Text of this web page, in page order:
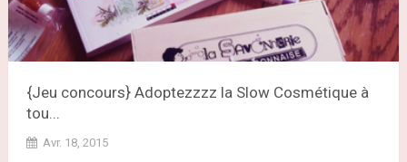
{Jeu concours} Adoptezzzz la Slow Cosmétique à
tou...
Avr. 18, 2015